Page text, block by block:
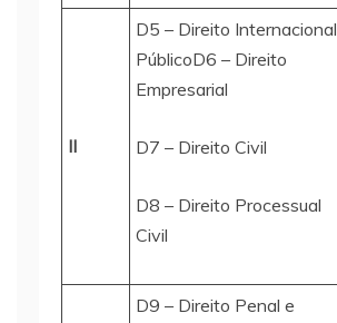
II
D5 – Direito Internacional
PúblicoD6 – Direito
Empresarial
D7 – Direito Civil
D8 – Direito Processual
Civil
D9 – Direito Penal e